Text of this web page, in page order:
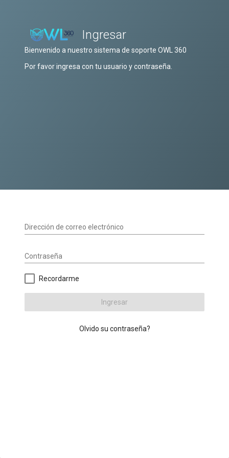
Ingresar
Bienvenido a nuestro sistema de soporte OWL 360
Por favor ingresa con tu usuario y contraseña.
Dirección de correo electrónico
Contraseña
Recordarme
Ingresar
Olvido su contraseña?